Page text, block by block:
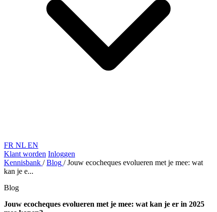
FR NL EN
Klant worden Inloggen
Kennisbank / Blog / Jouw ecocheques evolueren met je mee: wat
kan je e...
Blog
Jouw ecocheques evolueren met je mee: wat kan je er in 2025